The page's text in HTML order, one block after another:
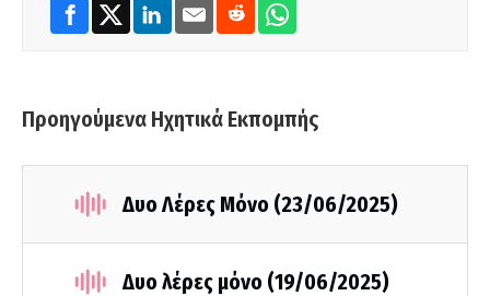
Προηγούμενα Ηχητικά Εκπομπής
Δυο Λέρες Μόνο (23/06/2025)
Δυο λέρες μόνο (19/06/2025)